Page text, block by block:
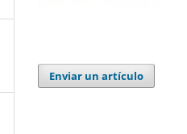
Enviar un artículo